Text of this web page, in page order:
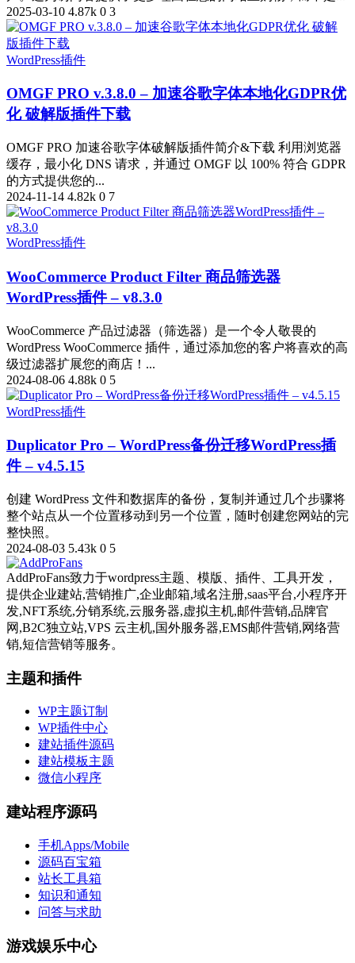
2025-03-10 4.87k 0 3
WordPress插件
OMGF PRO v.3.8.0 – 加速谷歌字体本地化GDPR优
化 破解版插件下载
OMGF PRO 加速谷歌字体破解版插件简介&下载 利用浏览器
缓存，最小化 DNS 请求，并通过 OMGF 以 100% 符合 GDPR
的方式提供您的...
2024-11-14 4.82k 0 7
WordPress插件
WooCommerce Product Filter 商品筛选器
WordPress插件 – v8.3.0
WooCommerce 产品过滤器（筛选器）是一个令人敬畏的
WordPress WooCommerce 插件，通过添加您的客户将喜欢的高
级过滤器扩展您的商店！...
2024-08-06 4.88k 0 5
WordPress插件
Duplicator Pro – WordPress备份迁移WordPress插
件 – v4.5.15
创建 WordPress 文件和数据库的备份，复制并通过几个步骤将
整个站点从一个位置移动到另一个位置，随时创建您网站的完
整快照。
2024-08-03 5.43k 0 5
AddProFans致力于wordpress主题、模版、插件、工具开发，
提供企业建站,营销推广,企业邮箱,域名注册,saas平台,小程序开
发,NFT系统,分销系统,云服务器,虚拟主机,邮件营销,品牌官
网,B2C独立站,VPS 云主机,国外服务器,EMS邮件营销,网络营
销,短信营销等服务。
主题和插件
WP主题订制
WP插件中心
建站插件源码
建站模板主题
微信小程序
建站程序源码
手机Apps/Mobile
源码百宝箱
站长工具箱
知识和通知
问答与求助
游戏娱乐中心